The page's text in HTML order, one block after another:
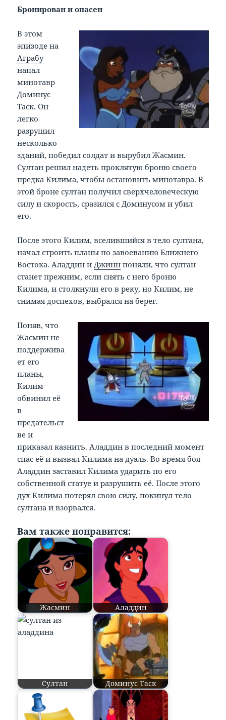
Бронирован и опасен
В этом
эпизоде на
Аграбу
напал
минотавр
Доминус
Таск. Он
легко
разрушил
несколько
зданий, победил солдат и вырубил Жасмин.
Султан решил надеть проклятую броню своего
предка Килима, чтобы остановить минотавра. В
этой броне султан получил сверхчеловеческую
силу и скорость, сразился с Доминусом и убил
его.
После этого Килим, вселившийся в тело султана,
начал строить планы по завоеванию Ближнего
Востока. Аладдин иДжинн поняли, что султан
станет прежним, если снять с него броню
Килима, и столкнули его в реку, но Килим, не
снимая доспехов, выбрался на берег.
Поняв, что
Жасмин не
поддержива
ет его
планы,
Килим
обвинил её
в
предательст
ве и
приказал казнить. Аладдин в последний момент
спас её и вызвал Килима на дуэль. Во время боя
Аладдин заставил Килима ударить по его
собственной статуе и разрушить её. После этого
дух Килима потерял свою силу, покинул тело
султана и взорвался.
Вам также понравится:
Жасмин Аладдин
Султан Доминус Таск